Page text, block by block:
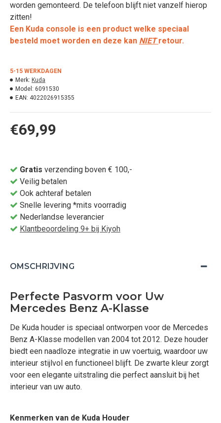
worden gemonteerd. De telefoon blijft niet vanzelf hierop
zitten!
Een Kuda console is een product welke speciaal
besteld moet worden en deze kan NIETretour.
€69,99
5-15 WERKDAGEN
Merk: Kuda
Model: 6091530
EAN: 4022026915355
Gratis verzending boven € 100,-
Veilig betalen
Ook achteraf betalen
Snelle levering *mits voorradig
Nederlandse leverancier
Klantbeoordeling 9+ bij Kiyoh
OMSCHRIJVING
Perfecte Pasvorm voor Uw
Mercedes Benz A-Klasse
De Kuda houder is speciaal ontworpen voor de Mercedes
Benz A-Klasse modellen van 2004 tot 2012. Deze houder
biedt een naadloze integratie in uw voertuig, waardoor uw
interieur stijlvol en functioneel blijft. De zwarte kleur zorgt
voor een elegante uitstraling die perfect aansluit bij het
interieur van uw auto.
Kenmerken van de Kuda Houder